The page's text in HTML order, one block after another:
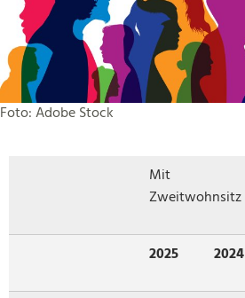
Foto: Adobe Stock
Mit
Zweitwohnsitz
2025 2024